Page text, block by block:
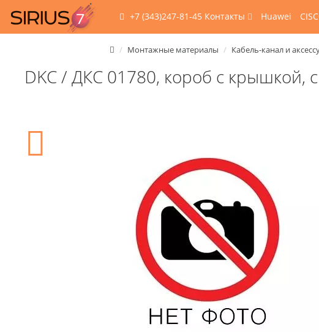
+7 (343)247-81-45 Контакты Huawei
Монтажные материалы Кабель-канал и
DKC / ДКС 01780, короб с крышкой,